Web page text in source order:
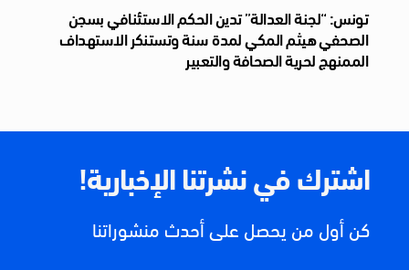
تونس: “لجنة العدالة” تدين الحكم الاستئنافي بسجن
الصحفي هيثم المكي لمدة سنة وتستنكر الاستهداف
الممنهج لحرية الصحافة والتعبير
اشترك في نشرتنا الإخبارية!
كن أول من يحصل على أحدث منشوراتنا